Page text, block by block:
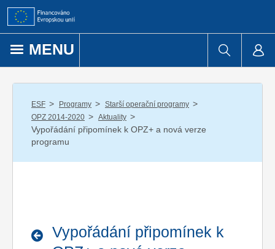
Přejít k obsahu
MENU
ESF / Programy / Starší operační programy /
OPZ 2014-2020 / Aktuality /
Vypořádání připomínek k OPZ+ a nová verze
programu
Vypořádání připomínek k